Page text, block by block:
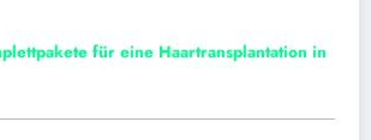
für eine Haartransplantation in